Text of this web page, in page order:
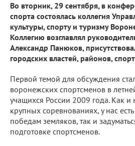
Во вторник, 29 сентября, в
спорта состоялась коллегия
культуры, спорту и туризму
Коллегию возглавлял
Александр Панюков,
городских властей, районов,
Первой темой для обсуждения
воронежских спортсменов в
учащихся России 2009 года. Как
крупных соревнованиях, у нас
победам земляков, так и
подготовке спортсменов.